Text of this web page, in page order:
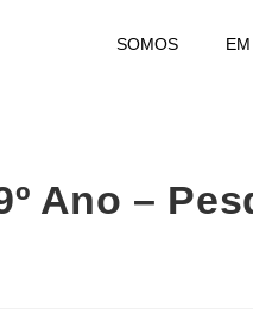
SOMOS
Ano –